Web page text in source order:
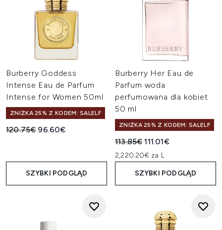
Burberry Goddess
Intense Eau de Parfum
Intense for Women 50ml
ZNIŻKA 25% Z KODEM: SALELF
Sugerowana cena detaliczna:
120.75€ Aktualna cena:
96.60€
SZYBKI PODGLĄD
Burberry Her Eau de
Parfum woda
perfumowana dla kobiet
50 ml
ZNIŻKA 25% Z KODEM: SALELF
Sugerowana cena
113.85€Aktualna cena:
111.01€
2,220.20€ za L
SZYBKI PODGLĄD